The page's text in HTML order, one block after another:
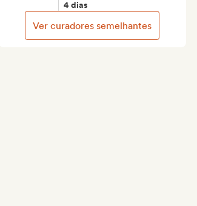
4 dias
Ver curadores semelhantes